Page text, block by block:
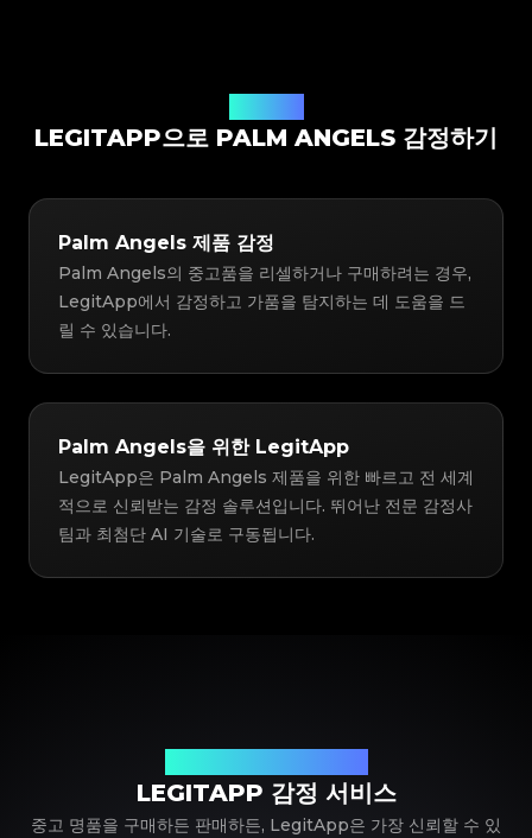
LEGITAPP으로 PALM ANGELS 감정하기
Palm Angels 제품 감정
Palm Angels의 중고품을 리셀하거나 구매하려는 경우,
LegitApp에서 감정하고 가품을 탐지하는 데 도움을 드
릴 수 있습니다.
Palm Angels을 위한 LegitApp
LegitApp은 Palm Angels 제품을 위한 빠르고 전 세계
적으로 신뢰받는 감정 솔루션입니다. 뛰어난 전문 감정사
팀과 최첨단 AI 기술로 구동됩니다.
LEGITAPP 감정 서비스
중고 명품을 구매하든 판매하든, LegitApp은 가장 신뢰할 수 있